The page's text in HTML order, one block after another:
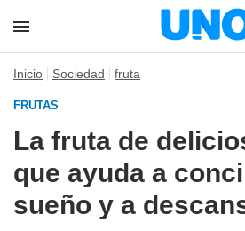
Inicio Sociedad fruta
FRUTAS
La fruta de
que ayuda a
sueño y a